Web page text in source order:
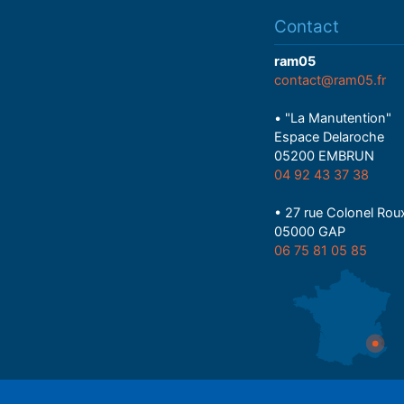
Contact
ram05
contact@ram05.fr
• "La Manutention"
Espace Delaroche
05200 EMBRUN
04 92 43 37 38
• 27 rue Colonel
05000 GAP
06 75 81 05 85